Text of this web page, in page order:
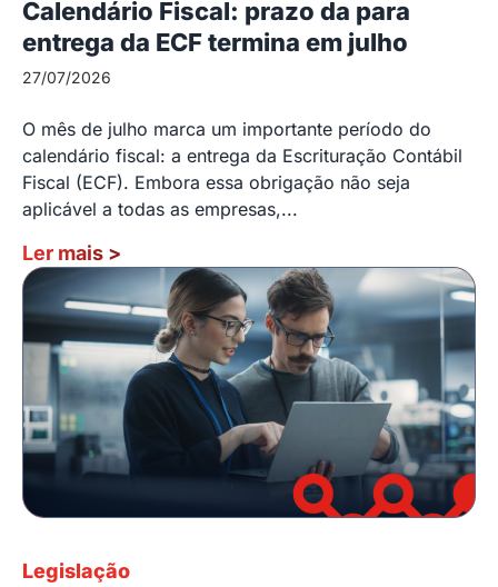
Calendário Fiscal: prazo da para
entrega da ECF termina em julho
27/07/2026
O mês de julho marca um importante período do
calendário fiscal: a entrega da Escrituração Contábil
Fiscal (ECF). Embora essa obrigação não seja
aplicável a todas as empresas,...
Ler mais >
Legislação